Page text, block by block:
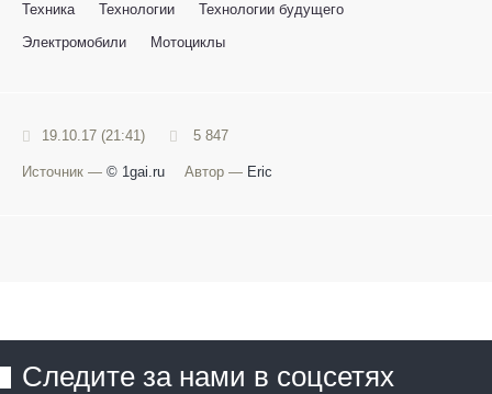
Техника Технологии
Технологии будущего
Электромобили
Мотоциклы
19.10.17 (21:41) 5 847
Источник — © 1gai.ru Автор — Eric
Следите за нами в соцсетях